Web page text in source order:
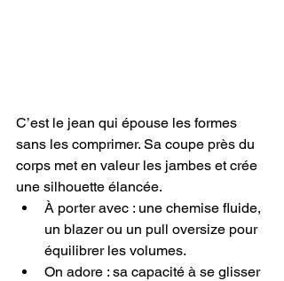
C’est le jean qui épouse les formes
sans les comprimer. Sa coupe près du
corps met en valeur les jambes et crée
une silhouette élancée.
À porter avec : une chemise fluide,
un blazer ou un pull oversize pour
équilibrer les volumes.
On adore : sa capacité à se glisser